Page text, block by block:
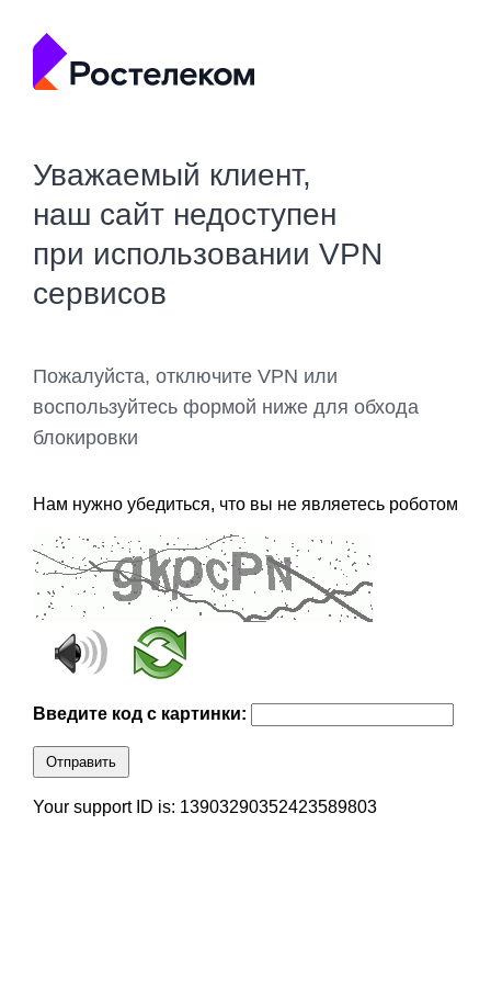
Уважаемый клиент,
наш сайт недоступен
при использовании VPN
сервисов
Пожалуйста, отключите VPN или
воспользуйтесь формой ниже для обхода
блокировки
Нам нужно убедиться, что вы не являетесь роботом
Введите код с картинки:
Отправить
Your support ID is: 13903290352423589803